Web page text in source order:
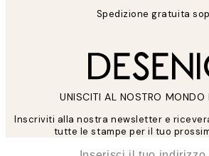
Spedizione gratuita
UNISCITI AL NOSTRO MONDO
Inscriviti alla nostra newsletter e
tutte le stampe per il tuo